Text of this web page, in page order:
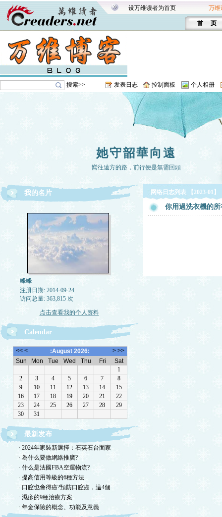
设万维读者为首页 万维
首 页
搜索>> 发表日志 控制面板 个人相册
她守韶華向遠
嚮往遠方的路，前行便是無需回頭
我的名片
峰峰
注册日期: 2014-09-24
访问总量: 363,815 次
点击查看我的个人资料
Calendar
最新发布
· 2024年家裝新選擇：石英石台面家
· 為什么要做網絡推廣?
· 什么是法國FBA空運物流?
· 提高信用等級的6種方法
· 口腔也會得癌?預防口腔癌，這4個
· 濕疹的9種治療方案
· 年金保險的概念、功能及意義
网络日志列表 【2023-01】
你用過洗衣機的